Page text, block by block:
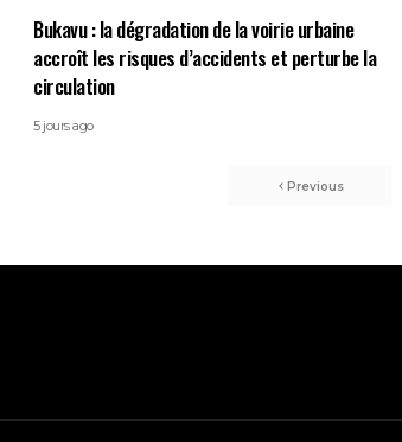
Bukavu : la dégradation de la voirie urbaine
accroît les risques d’accidents et perturbe la
circulation
5 jours ago
Previous